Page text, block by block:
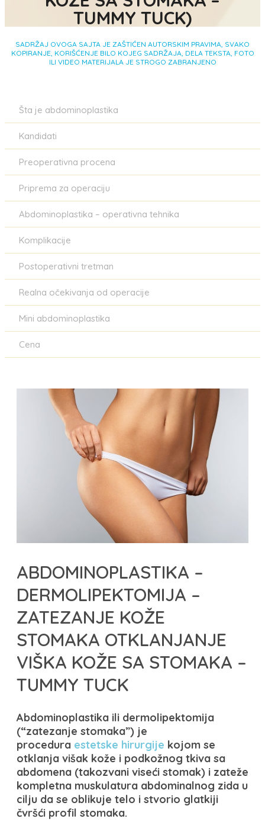
TUMMY TUCK)
SADRŽAJ OVOGA SAJTA JE ZAŠTIĆEN AUTORSKIM PRAVIMA, SVAKO
KOPIRANJE, KORIŠĆENJE BILO KOJEG SADRŽAJA, DELA TEKSTA, FOTO
ILI VIDEO MATERIJALA JE STROGO ZABRANJENO
Šta je abdominoplastika
Kandidati
Preoperativna procena
Priprema za operaciju
Abdominoplastika – operativna tehnika
Komplikacije
Postoperativni tretman
Realna očekivanja od operacije
Mini abdominoplastika
Cena
ABDOMINOPLASTIKA –
DERMOLIPEKTOMIJA –
ZATEZANJE KOŽE
STOMAKA OTKLANJANJE
VIŠKA KOŽE SA STOMAKA –
TUMMY TUCK
Abdominoplastika ili dermolipektomija
(“zatezanje stomaka”) je
procedura estetske hirurgije kojom se
otklanja višak kože i podkožnog tkiva sa
abdomena (takozvani viseći stomak) i zateže
kompletna muskulatura abdominalnog zida u
cilju da se oblikuje telo i stvorio glatkiji
čvršći profil stomaka.